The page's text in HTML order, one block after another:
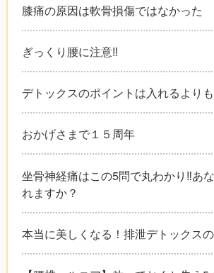
膝痛の原因は軟骨損傷ではなかった
ぎっくり腰に注意‼︎
デトックスのポイントは入れるより
おかげさまで１５周年
坐骨神経痛はこの5問で丸わかり‼︎あ
れますか？
本当に美しくなる！排泄デトックス